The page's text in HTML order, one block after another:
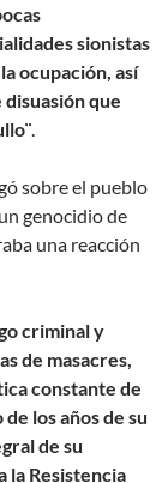
sionistas
ocupación, así
que
sobre el pueblo
genocidio de
una reacción
criminal y
de masacres,
constante de
los años de su
de su
la Resistencia